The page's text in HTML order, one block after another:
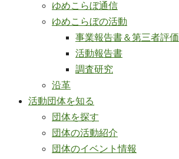
ゆめこらぼ通信
ゆめこらぼの活動
事業報告書＆第三者評価
活動報告書
調査研究
沿革
活動団体を知る
団体を探す
団体の活動紹介
団体のイベント情報